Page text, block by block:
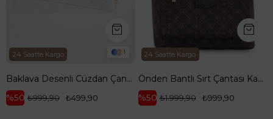
1
Baklava Desenli Cüzdan Çanta-Beyaz ARM143
₺499,90
24 Saatte Kargo
Önden Bantlı Sırt Çantası Kahverengi ARM 165
%50
₺999,90
₺1.999,90